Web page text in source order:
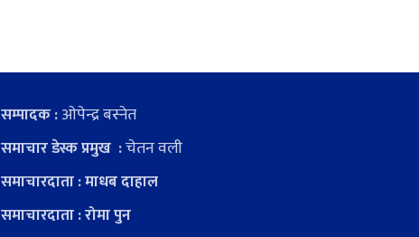
सम्पादक :ओपेन्द्र बस्नेत
समाचार डेस्क प्रमुख :चेतन वली
समाचारदाता : माधब दाहाल
समाचारदाता : रोमा पुन